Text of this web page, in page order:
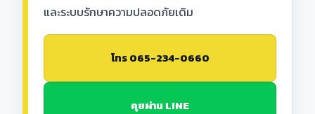
และระบบรักษาความปลอดภัยเดิม
โทร 065-234-0660
คุยผ่าน LINE